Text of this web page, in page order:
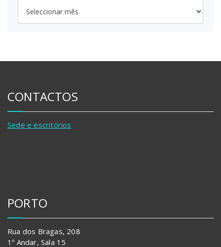
CONTACTOS
Sede e escritórios
PORTO
Rua dos Bragas, 208
1º Andar, Sala 15